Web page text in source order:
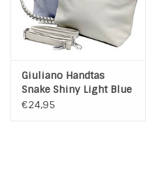
Giuliano Handtas
Snake Shiny Light Blue
€24,95